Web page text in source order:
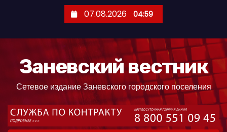
07.08.2026 04:59
Заневский вестник
Сетевое издание Заневского городского поселения